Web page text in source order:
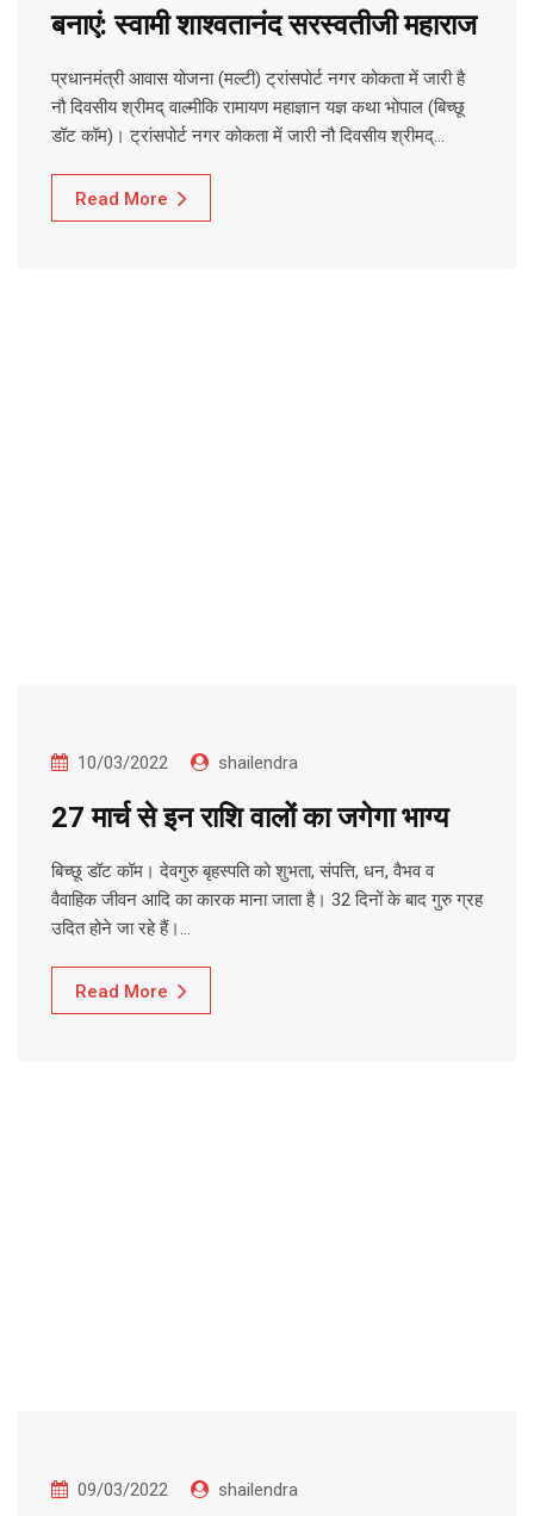
बनाएं: स्वामी शाश्वतानंद सरस्वतीजी महाराज
प्रधानमंत्री आवास योजना (मल्टी) ट्रांसपोर्ट नगर कोकता में जारी है
नौ दिवसीय श्रीमद् वाल्मीकि रामायण महाज्ञान यज्ञ कथा भोपाल (बिच्छू
डॉट कॉम)। ट्रांसपोर्ट नगर कोकता में जारी नौ दिवसीय श्रीमद्…
Read More
10/03/2022 shailendra
27 मार्च से इन राशि वालों का जगेगा भाग्य
बिच्छू डॉट कॉम। देवगुरु बृहस्पति को शुभता, संपत्ति, धन, वैभव व
वैवाहिक जीवन आदि का कारक माना जाता है। 32 दिनों के बाद गुरु ग्रह
उदित होने जा रहे हैं।…
Read More
09/03/2022 shailendra